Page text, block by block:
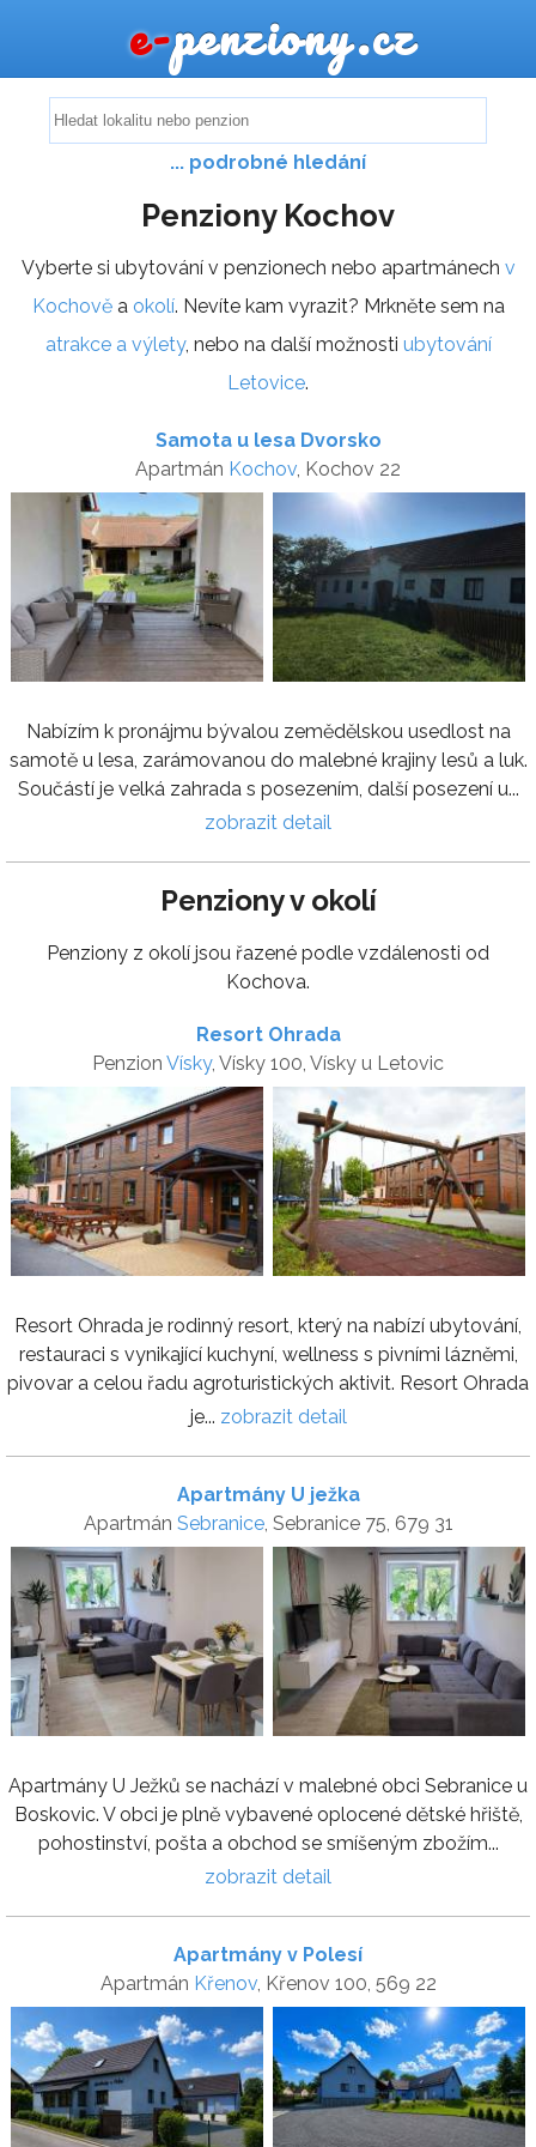
e-penziony.cz
... podrobné hledání
Penziony Kochov
Vyberte si ubytování v penzionech nebo apartmánech v
Kochověa okolí. Nevíte kam vyrazit? Mrkněte sem na
atrakce a výlety, nebo na další možnosti ubytování
Letovice.
Samota u lesa Dvorsko
Apartmán Kochov , Kochov 22
Nabízím k pronájmu bývalou zemědělskou usedlost na
samotě u lesa, zarámovanou do malebné krajiny lesů a luk.
Součástí je velká zahrada s posezením, další posezení u...
zobrazit detail
Penziony v okolí
Penziony z okolí jsou řazené podle vzdálenosti od
Kochova.
Resort Ohrada
Penzion Vísky, Vísky 100, Vísky u Letovic
Resort Ohrada je rodinný resort, který na nabízí ubytování,
restauraci s vynikající kuchyní, wellness s pivními lázněmi,
pivovar a celou řadu agroturistických aktivit. Resort Ohrada
je... zobrazit detail
Apartmány U ježka
Apartmán Sebranice, Sebranice 75, 679 31
Apartmány U Ježků se nachází v malebné obci Sebranice u
Boskovic. V obci je plně vybavené oplocené dětské hřiště,
pohostinství, pošta a obchod se smíšeným zbožím...
zobrazit detail
Apartmány v Polesí
Apartmán Křenov, Křenov 100, 569 22